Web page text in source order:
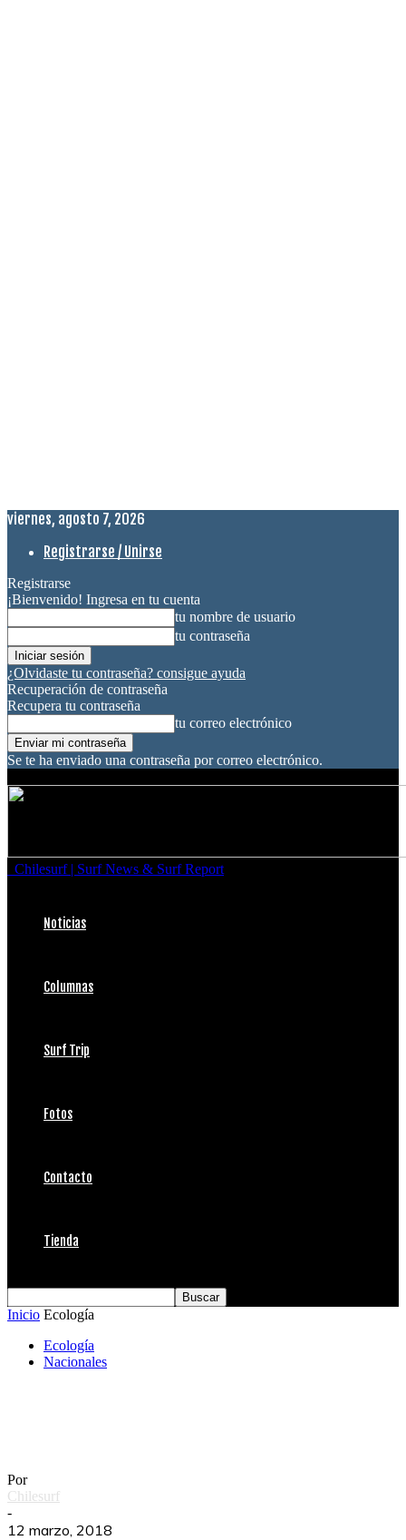
viernes, agosto 7, 2026
Registrarse / Unirse
Registrarse
¡Bienvenido! Ingresa en tu cuenta
tu nombre de usuario
tu contraseña
¿Olvidaste tu contraseña? consigue ayuda
Recuperación de contraseña
Recupera tu contraseña
tu correo electrónico
Se te ha enviado una contraseña por correo electrónico.
Chilesurf | Surf News & Surf Report
Noticias
Columnas
Surf Trip
Fotos
Contacto
Tienda
Inicio Ecología
Ecología
Nacionales
Por
Chilesurf
-
12 marzo, 2018